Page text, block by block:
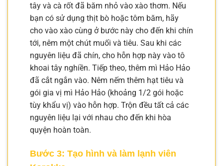
tây và cà rốt đã băm nhỏ vào xào thơm. Nếu
bạn có sử dụng thịt bò hoặc tôm băm, hãy
cho vào xào cùng ở bước này cho đến khi chín
tới, nêm một chút muối và tiêu. Sau khi các
nguyên liệu đã chín, cho hỗn hợp này vào tô
khoai tây nghiền. Tiếp theo, thêm mì Hảo Hảo
đã cắt ngắn vào. Nêm nếm thêm hạt tiêu và
gói gia vị mì Hảo Hảo (khoảng 1/2 gói hoặc
tùy khẩu vị) vào hỗn hợp. Trộn đều tất cả các
nguyên liệu lại với nhau cho đến khi hòa
quyện hoàn toàn.
Bước 3: Tạo hình và làm lạnh viên